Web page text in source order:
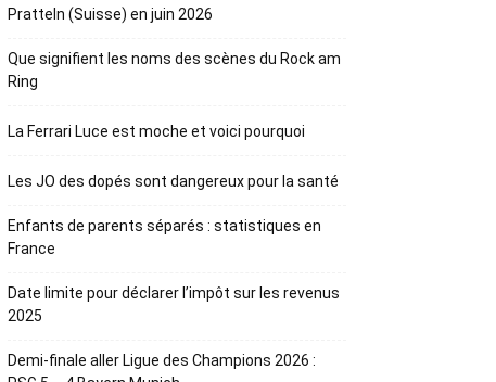
Pratteln (Suisse) en juin 2026
Que signifient les noms des scènes du Rock am
Ring
La Ferrari Luce est moche et voici pourquoi
Les JO des dopés sont dangereux pour la santé
Enfants de parents séparés : statistiques en
France
Date limite pour déclarer l’impôt sur les revenus
2025
Demi-finale aller Ligue des Champions 2026 :